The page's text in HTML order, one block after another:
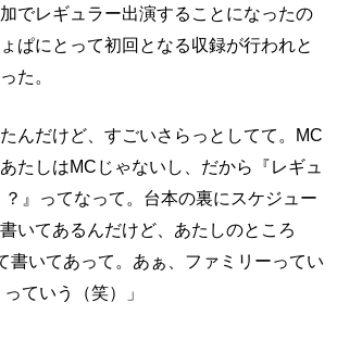
でレギュラー出演することになったの
ぱにとって初回となる収録が行われと
た。
たんだけど、すごいさらっとしてて。MC
たしはMCじゃないし、だから『レギュ
』ってなって。台本の裏にスケジュー
いてあるんだけど、あたしのところ
書いてあって。あぁ、ファミリーってい
ていう（笑）」